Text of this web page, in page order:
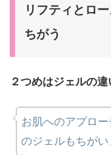
リフティとロ
ちがう
２つめはジェルの違
お肌へのアプロ
のジェルもちがい